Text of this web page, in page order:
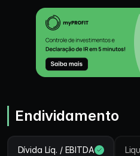
Endividamento
Dívida Líq. / EBITDA